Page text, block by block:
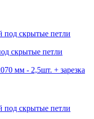
скрытые петли
мм - 2,5шт. + зарезка